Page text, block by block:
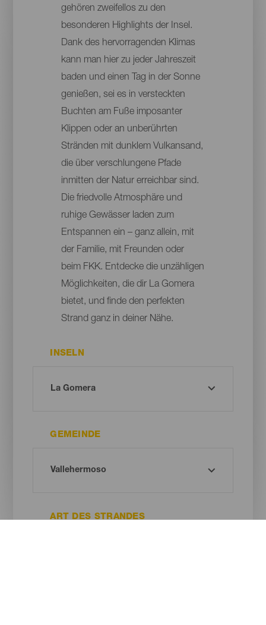
gehören zweifellos zu den
besonderen Highlights der Insel.
Dank des hervorragenden Klimas
kann man hier zu jeder Jahreszeit
baden und einen Tag in der Sonne
genießen, sei es in versteckten
Buchten am Fuße imposanter
Klippen oder an unberührten
Stränden mit dunklem Vulkansand,
die über verschlungene Pfade
inmitten der Natur erreichbar sind.
Die friedvolle Atmosphäre und
ruhige Gewässer laden zum
Entspannen ein – ganz allein, mit
der Familie, mit Freunden oder
beim FKK. Entdecke die unzähligen
Möglichkeiten, die dir La Gomera
bietet, und finde den perfekten
Strand ganz in deiner Nähe.
INSELN
GEMEINDE
ART DES STRANDES